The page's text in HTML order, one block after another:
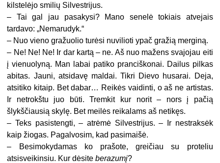
kilstelėjo smilių Silvestrijus.
– Tai gal jau pasakysi? Mano senelė tokiais atvejais
tardavo: „Nemarudyk.“
– Nuo vieno gražuolio turėsi nuvilioti ypač gražią merginą.
– Ne! Ne! Ne! Ir dar kartą – ne. Aš nuo mažens svajojau eiti
į vienuolyną. Man labai patiko pranciškonai. Dailus pilkas
abitas. Jauni, atsidavę maldai. Tikri Dievo husarai. Deja,
atsitiko kitaip. Bet dabar… Reikės vaidinti, o aš ne artistas.
Ir netrokštu juo būti. Tremkit kur norit – nors į pačią
šlykščiausią skylę. Bet meilės reikalams aš netikęs.
–Teks pasistengti, – atrėmė Silvestrijus. – Ir nestraksėk
kaip žiogas. Pagalvosim, kad pasimaišė.
–
Besimokydamas ko prašote, greičiau su proteliu
atsisveikinsiu. Kur dėsiteberazumį?